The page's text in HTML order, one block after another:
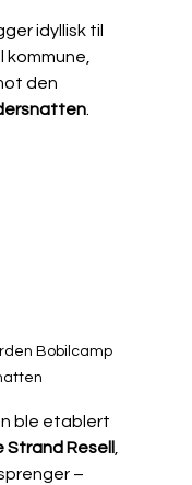
idyllisk til
kommune,
den
.
Bobilcamp
ble etablert
Strand Resell ,
–